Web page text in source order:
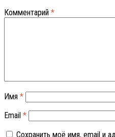
Комментарий *
Имя *
Email *
Сохранить моё имя, email и